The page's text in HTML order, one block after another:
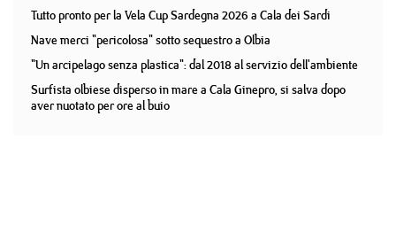
Tutto pronto per la Vela Cup Sardegna 2026 a Cala dei Sardi
Nave merci "pericolosa" sotto sequestro a Olbia
"Un arcipelago senza plastica": dal 2018 al servizio dell'ambiente
Surfista olbiese disperso in mare a Cala Ginepro, si salva dopo
aver nuotato per ore al buio